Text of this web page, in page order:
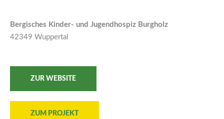
Bergisches Kinder- und Jugendhospiz Burgholz
42349 Wuppertal
ZUR WEBSITE
ZUM PROJEKT